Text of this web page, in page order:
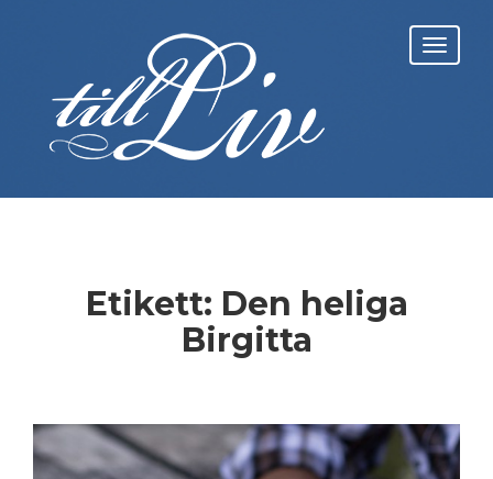
Etikett: Den heliga
Birgitta